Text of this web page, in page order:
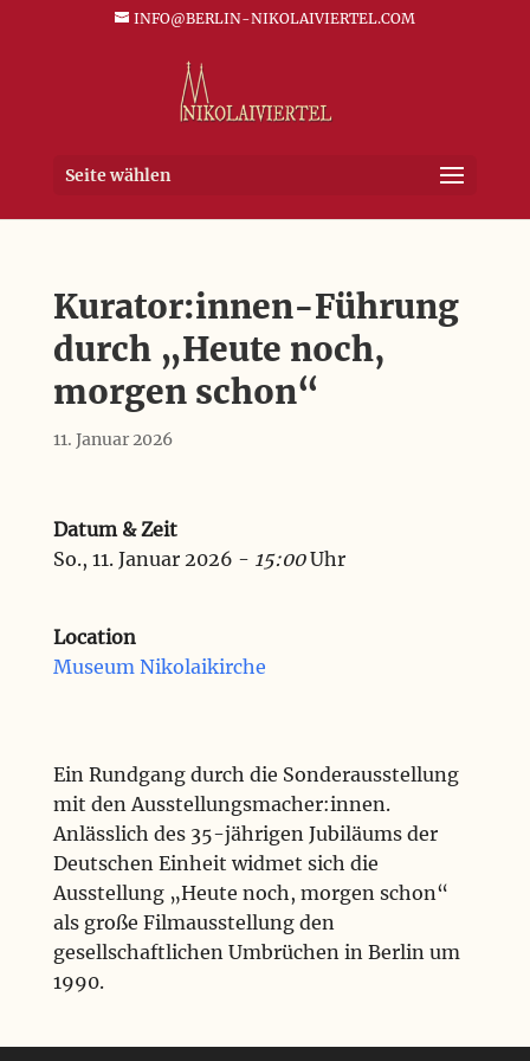
INFO@BERLIN-NIKOLAIVIERTEL.COM
Seite wählen
Kurator:innen-Führung
durch „Heute noch,
morgen schon“
11. Januar 2026
Datum & Zeit
So., 11. Januar 2026 - 15:00Uhr
Location
Museum Nikolaikirche
Ein Rundgang durch die Sonderausstellung
mit den Ausstellungsmacher:innen.
Anlässlich des 35-jährigen Jubiläums der
Deutschen Einheit widmet sich die
Ausstellung „Heute noch, morgen schon“
als große Filmausstellung den
gesellschaftlichen Umbrüchen in Berlin um
1990.